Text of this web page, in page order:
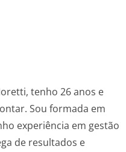
tenho 26 anos e
Sou formada em
experiência em gestão
de resultados e